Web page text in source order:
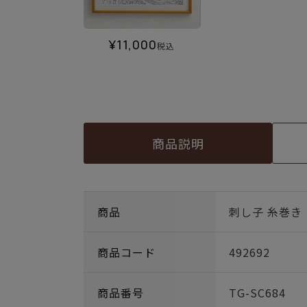
¥11,000税込
商品説明
商品 刺し子 糸巻き
商品コード 492692
商品番号 TG-SC684